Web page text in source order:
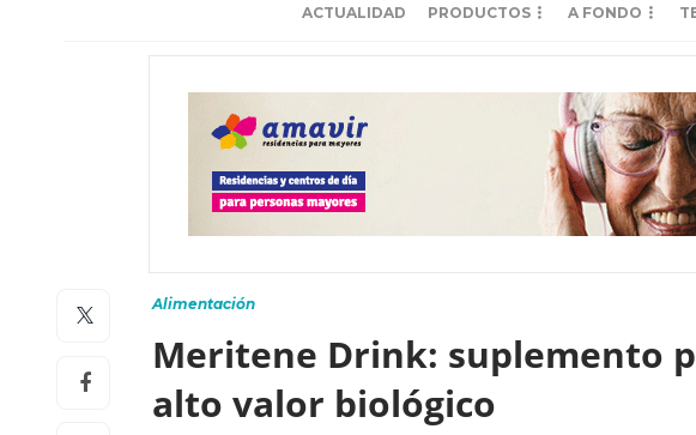
ACTUALIDAD PRODUCTOS A FONDO
Alimentación
Meritene Drink: suplemento
alto valor biológico